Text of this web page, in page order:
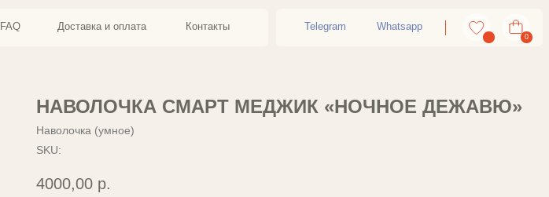
Доставка и оплата Контакты Telegram Whatsapp
0
НАВОЛОЧКА СМАРТ МЕДЖИК «НОЧНОЕ ДЕЖАВЮ»
Наволочка (умное)
SKU:
4000,00 р.